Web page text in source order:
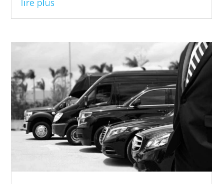
lire plus